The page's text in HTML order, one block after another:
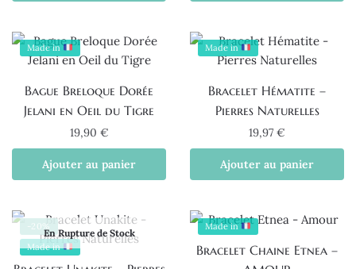
Made in
Bague Breloque Dorée
Jelani en Oeil du Tigre
19,90 €
Ajouter au panier
Made in
Bracelet Hématite –
Pierres Naturelles
19,97€
Ajouter au panier
-20%
Made in
En Rupture de Stock
Made in
Bracelet Chaine Etnea –